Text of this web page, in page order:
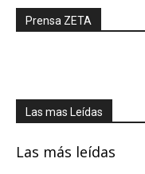
Prensa ZETA
Las mas Leídas
Las más leídas